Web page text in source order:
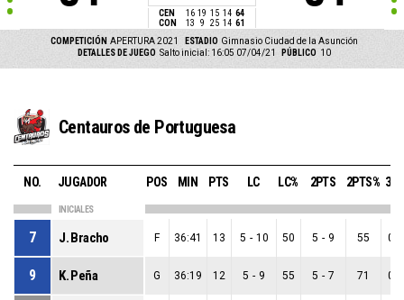
CEN 16 19 15 14 64
CON
13 9 25 14 61
COMPETICIÓN APERTURA 2021 ESTADIO Gimnasio Ciudad de la Asunción
DETALLES DE JUEGO Salto inicial: 16:05 07/04/21 PÚBLICO 10
Centauros de Portuguesa
NO. JUGADOR POS MIN PTS LC LC% 2PTS 2PTS%
INICIALES
7 J. Bracho F 36:41 13 5 - 10 50 5 - 9 55 0
9 K. Peña G 36:19 12 5 - 9 55 5 - 7 71 0